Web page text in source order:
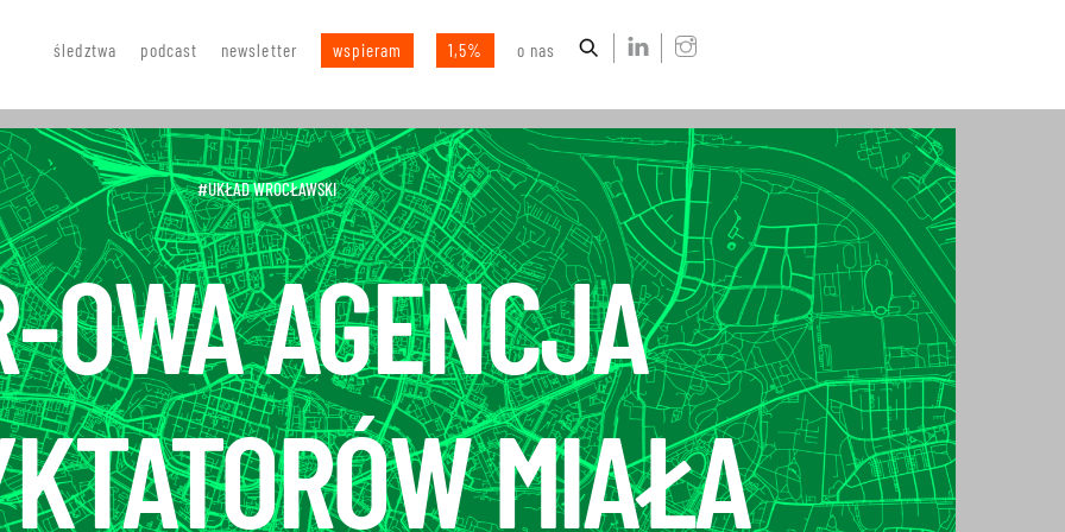
śledztwa podcast newsletter wspieram 1,5% o nas
#UKŁAD WROCŁAWSKI
OWA AGENCJA
MIAŁA